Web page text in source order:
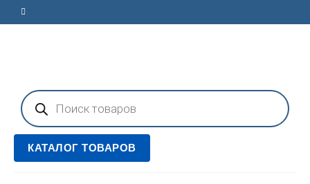
Поиск
товаров
КАТАЛОГ ТОВАРОВ